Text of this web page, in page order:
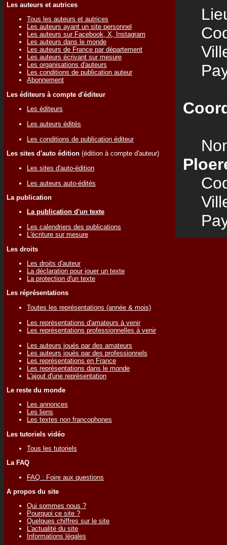
Les auteurs et autrices
Tous les auteurs et autrices
Les auteurs ayant un site personnel
Les auteurs sur Facebook, X, Instagram
Les auteurs dans le monde
Les auteurs de France par département
Les auteurs écrivant sur mesure
Les organisations d'auteurs
Les conditions de publication auteur
Abonnement
Les éditeurs à compte d'éditeur
Les éditeurs
Les auteurs édités
Les conditions de publication éditeur
Les sites d'auto édition (édition à compte d'auteur)
Les sites d'auto-édition
Les auteurs auto-édités
La publication
La publication d'un texte
Les calendriers des publications
L'écriture sur mesure
Les droits
Les droits d'auteur
La déclaration pour jouer un texte
La protection d'un texte
Les réprésentations
Toutes les représentations (année & mois)
Les représentations d'amateurs à venir
Les représentations professionnelles à venir
Les auteurs joués par des amateurs
Les auteurs joués par des professionnels
Les représentations en France
Les représentations dans le monde
L'ajout d'une représentation
Le reste du monde
Les annonces
Les liens
Les textes non francophones
Les tutoriels vidéo
Tous les tutoriels
La FAQ
FAQ : Foire aux questions
A propos du site
Qui sommes nous ?
Pourquoi ce site ?
Quelques chiffres sur le site
L'actualité du site
Informations légales